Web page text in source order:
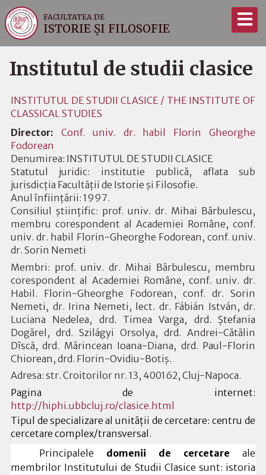
FACULTATEA DE
ISTORIE ȘI FILOSOFIE
Institutul de studii clasice
INSTITUTUL DE STUDII CLASICE / THE INSTITUTE OF
CLASSICAL STUDIES
Director:
Conf. univ. dr. habil Florin Gheorghe
Fodorean
Denumirea: INSTITUTUL DE STUDII CLASICE
Statutul juridic: institutie publică, aflata sub
jurisdicţia Facultății de Istorie și Filosofie.
Anul înfiinţării: 1997.
Consiliul ştiinţific: prof. univ. dr. Mihai Bărbulescu,
membru corespondent al Academiei Române, conf.
univ. dr. habil Florin-Gheorghe Fodorean, conf. univ.
dr. Sorin Nemeti
Membri: prof. univ. dr. Mihai Bărbulescu, membru
corespondent al Academiei Române, conf. univ. dr.
Habil. Florin-Gheorghe Fodorean, conf. dr. Sorin
Nemeti, dr. Irina Nemeti, lect. dr. Fábián István, dr.
Luciana Nedelea, drd. Timea Varga, drd. Ștefania
Dogărel, drd. Szilágyi Orsolya, drd. Andrei-Cătălin
Dîscă, drd. Mărincean Ioana-Diana, drd. Paul-Florin
Chiorean, drd. Florin-Ovidiu-Botiș.
Adresa: str. Croitorilor nr. 13, 400162, Cluj-Napoca.
Pagina de internet:
http://hiphi.ubbcluj.ro/clasice.html
Tipul de specializare al unităţii de cercetare: centru de
cercetare complex/transversal.
Principalele domenii de cercetare ale
membrilor Institutului de Studii Clasice sunt: istoria